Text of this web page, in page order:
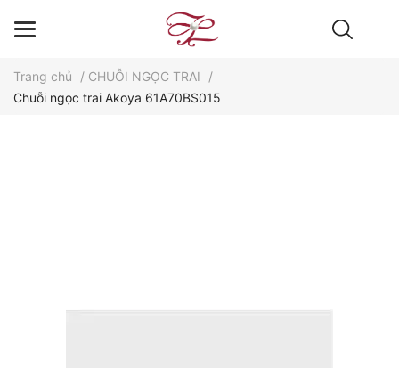
Trang chủ / CHUỖI NGỌC TRAI
/
Chuỗi ngọc trai Akoya 61A70BS015